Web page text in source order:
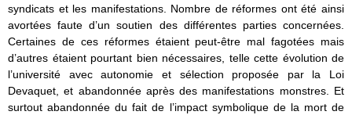
syndicats et les manifestations. Nombre de réformes ont été ainsi
avortées faute d’un soutien des différentes parties concernées.
Certaines de ces réformes étaient peut-être mal fagotées mais
d’autres étaient pourtant bien nécessaires, telle cette évolution de
l’université avec autonomie et sélection proposée par la Loi
Devaquet, et abandonnée après des manifestations monstres. Et
surtout abandonnée du fait de l’impact symbolique de la mort de